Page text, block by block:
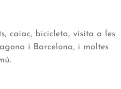
caiac, bicicleta, visita a les
i Barcelona, i moltes